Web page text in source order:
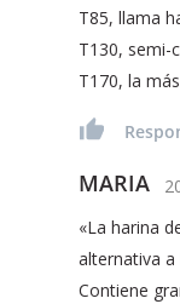
T85, llama
T130, semi-
T170, la
MARIA
«La harina
alternativa
Contiene